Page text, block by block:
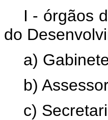
I - órgãos
do
a)
b)
c)